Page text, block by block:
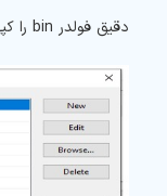
دقیق فولدر bin را کپی کنید.